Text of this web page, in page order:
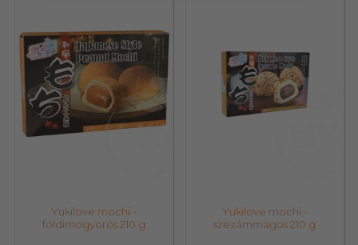
Yukilove mochi -
földimogyorós 210 g
Yukilove mochi -
szezámmagos 210 g